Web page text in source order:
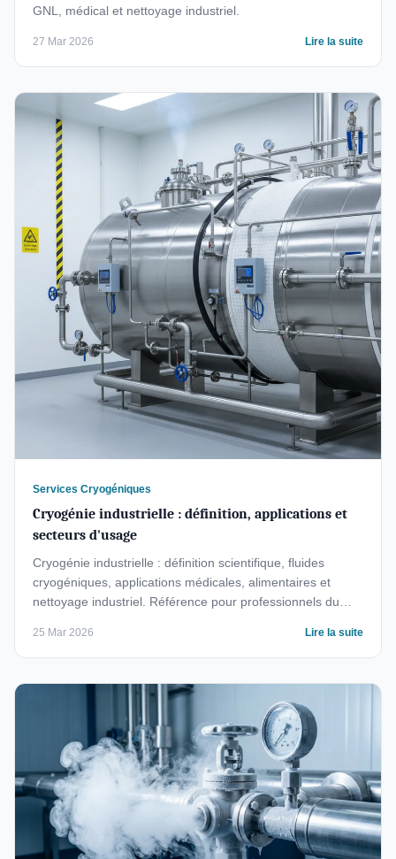
GNL, médical et nettoyage industriel.
27 Mar 2026 Lire la suite
Services Cryogéniques
Cryogénie industrielle : définition, applications et
secteurs d'usage
Cryogénie industrielle : définition scientifique, fluides
cryogéniques, applications médicales, alimentaires et
nettoyage industriel. Référence pour professionnels du
25 Mar 2026 Lire la suite